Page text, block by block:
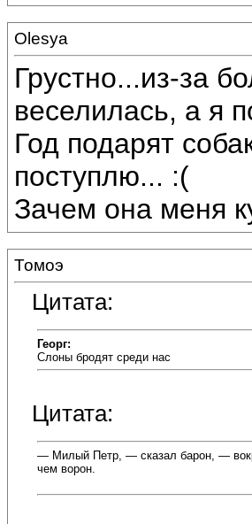
Olesya
Грустно...из-за
веселилась, а я
Год подарят
поступлю... :(
Зачем она меня
Томоэ
Цитата:
Георг:
Слоны бродят среди нас
Цитата:
— Милый Петр, — сказал барон, —
чем ворон.